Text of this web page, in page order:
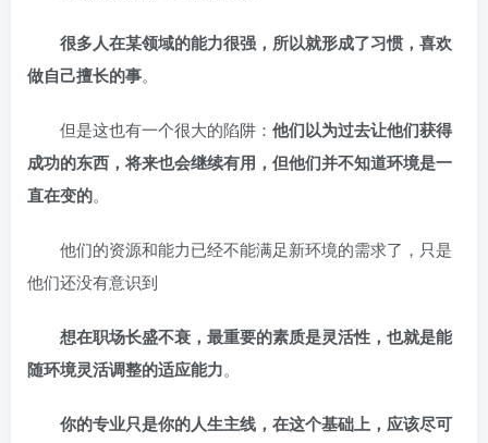
很多人在某领域的能力很强，所以就形成了习惯，喜欢
做自己擅长的事。
但是这也有一个很大的陷阱： 他们以为过去让他们获得
成功的东西，将来也会继续有用，但他们并不知道环境是一
直在变的。
他们的资源和能力已经不能满足新环境的需求了，只是
他们还没有意识到
想在职场长盛不衰，最重要的素质是灵活性，也就是能
随环境灵活调整的适应能力。
你的专业只是你的人生主线，在这个基础上，应该尽可